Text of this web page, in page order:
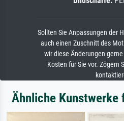
Sollten Sie Anpassungen der
auch einen Zuschnitt des
wir diese Änderungen
Kosten für Sie vor. Zögern
Ähnliche Kunstwerke